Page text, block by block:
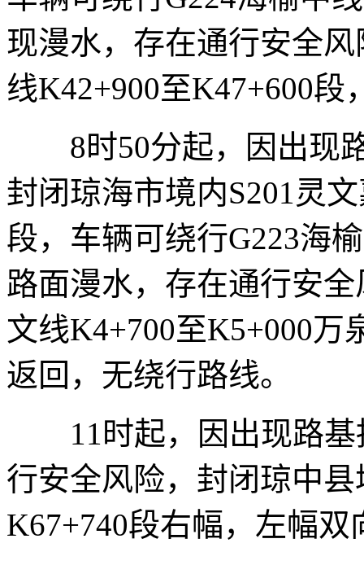
现漫水，存在通行安全
线K42+900至K47+600
8时50分起，因出现路
封闭琼海市境内S201灵
段，车辆可绕行G223海
路面漫水，存在通行安
文线K4+700至K5+000
返回，无绕行路线。
11时起，因出现路基
行安全风险，封闭琼中县
K67+740段右幅，左幅双